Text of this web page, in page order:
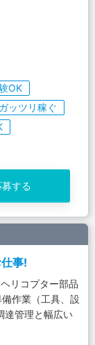
OK
ガッツリ稼ぐ
募する
事!
リコプター部品
作業（工具、設
達管理と幅広い